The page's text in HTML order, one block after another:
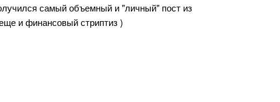
самый объемный и "личный" пост из
и финансовый стриптиз )